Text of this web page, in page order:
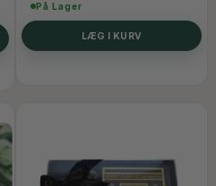
På Lager
LÆG I KURV